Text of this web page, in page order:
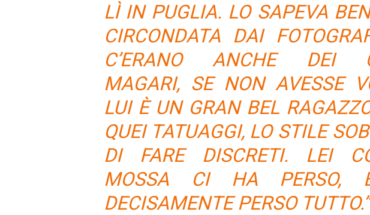
LÌ IN PUGLIA. LO SAPEVA
CIRCONDATA DAI
C’ERANO ANCHE DEI
MAGARI, SE NON AVESSE
LUI È UN GRAN BEL
QUEI TATUAGGI, LO STILE
DI FARE DISCRETI. LEI
MOSSA CI HA PERSO,
DECISAMENTE PERSO TUTTO.”